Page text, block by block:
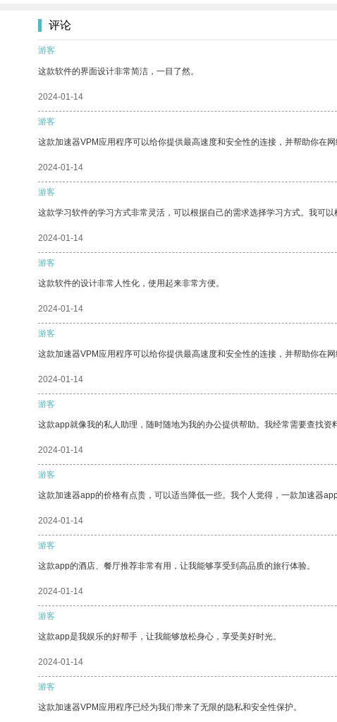
评论
游客
这款软件的界面设计非常简洁，一目了然。
2024-01-14
游客
这款加速器VPM应用程序可以给你提供最高速度和安全性的连接，并帮助你在网
2024-01-14
游客
这款学习软件的学习方式非常灵活，可以根据自己的需求选择学习方式。我可以
2024-01-14
游客
这款软件的设计非常人性化，使用起来非常方便。
2024-01-14
游客
这款加速器VPM应用程序可以给你提供最高速度和安全性的连接，并帮助你在网
2024-01-14
游客
这款app就像我的私人助理，随时随地为我的办公提供帮助。我经常需要查找资
2024-01-14
游客
这款加速器app的价格有点贵，可以适当降低一些。我个人觉得，一款加速器
2024-01-14
游客
这款app的酒店、餐厅推荐非常有用，让我能够享受到高品质的旅行体验。
2024-01-14
游客
这款app是我娱乐的好帮手，让我能够放松身心，享受美好时光。
2024-01-14
游客
这款加速器VPM应用程序已经为我们带来了无限的隐私和安全性保护。